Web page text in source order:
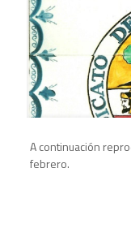
A continuación
febrero.